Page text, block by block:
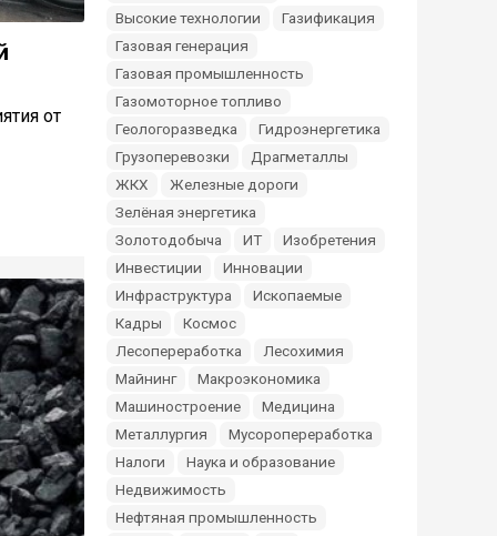
от
Высокие технологии
Газификация
Газовая генерация
Газовая промышленность
Газомоторное топливо
Геологоразведка
Гидроэнергетика
Грузоперевозки
Драгметаллы
ЖКХ
Железные дороги
Зелёная энергетика
Золотодобыча
ИТ
Изобретения
Инвестиции
Инновации
Инфраструктура
Ископаемые
Кадры
Космос
Лесопереработка
Лесохимия
Майнинг
Макроэкономика
Машиностроение
Медицина
Металлургия
Мусоропереработка
Налоги
Наука и образование
Недвижимость
Нефтяная промышленность